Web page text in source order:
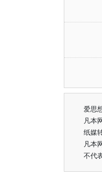
爱思
凡本
纸媒
凡本
不代